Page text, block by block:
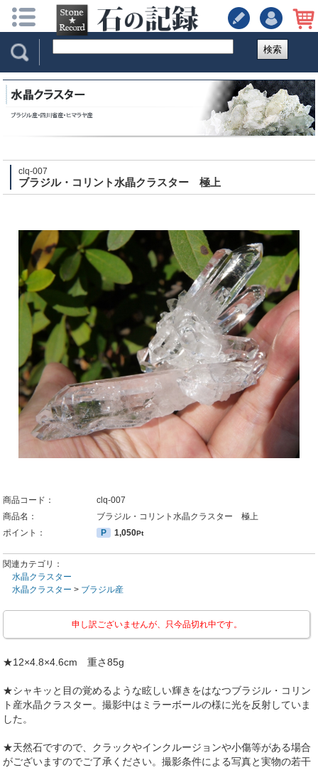
検索
clq-007
ブラジル・コリント水晶クラスター 極上
商品コード：
clq-007
商品名：
ブラジル・コリント水晶クラスター 極上
ポイント：
P 1,050Pt
関連カテゴリ：
水晶クラスター
水晶クラスター > ブラジル産
申し訳ございませんが、只今品切れ中です。
★12×4.8×4.6cm 重さ85g
★シャキッと目の覚めるような眩しい輝きをはなつブラジル・コリン
ト産水晶クラスター。撮影中はミラーボールの様に光を反射していま
した。
★天然石ですので、クラックやインクルージョンや小傷等がある場合
がございますのでご了承ください。撮影条件による写真と実物の若干